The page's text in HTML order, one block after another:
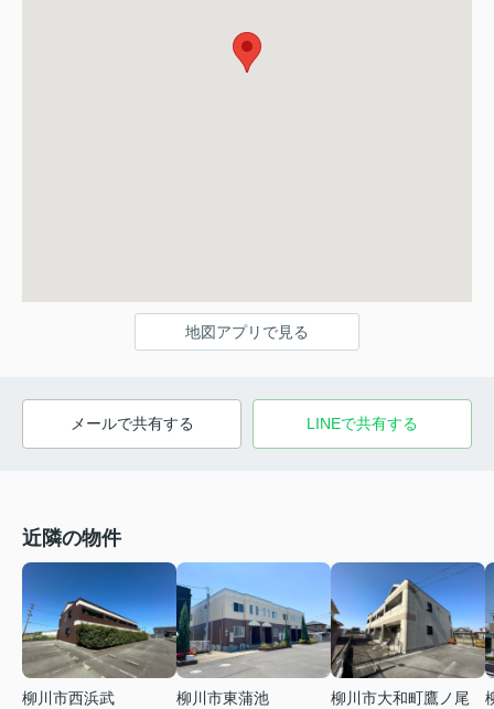
地図アプリで見る
メールで共有する LINEで共有する
近隣の物件
柳川市西浜武
柳川市東蒲池
柳川市大和町鷹ノ尾